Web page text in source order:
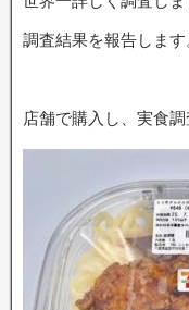
調査結果を報告します
店舗で購入し、実食調